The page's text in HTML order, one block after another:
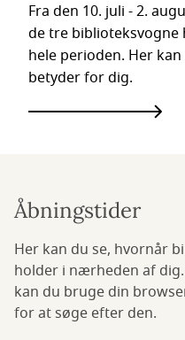
Fra den 10. juli - 2.
de tre biblioteksvogne
hele perioden. Her
betyder for dig.
Åbningstider
Her kan du se, hvornår
holder i nærheden af
kan du bruge din
for at søge efter den.